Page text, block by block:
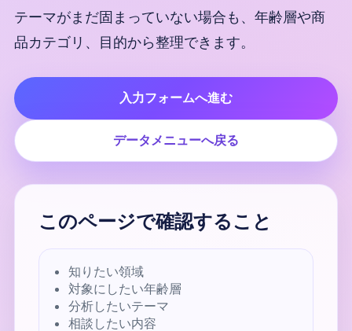
テーマがまだ固まっていない場合も、年齢層や商
品カテゴリ、目的から整理できます。
入力フォームへ進む
データメニューへ戻る
このページで確認すること
知りたい領域
対象にしたい年齢層
分析したいテーマ
相談したい内容